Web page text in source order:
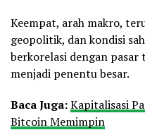
Keempat, arah makro,
geopolitik, dan kondisi
berkorelasi dengan
menjadi penentu besar.
Baca Juga:Kapitalisasi
Bitcoin Memimpin